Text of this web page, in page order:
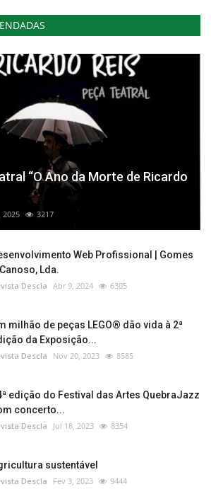
“O Ano da Morte de Ricardo
2025 3217
Web Profissional | Gomes
Lda.
Descla Abr 9, 2024 6305
milhão de peças LEGO® dão vida à 2ª
da Exposição...
Descla Nov 20, 2023 8585
edição do Festival das Artes QuebraJazz
concerto...
Descla Jul 18, 2023 8354
sustentável
Descla Fev 3, 2023 9444